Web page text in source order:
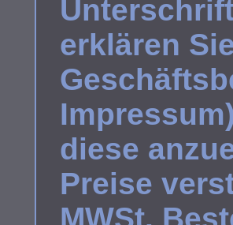
erklären
diese
Preise